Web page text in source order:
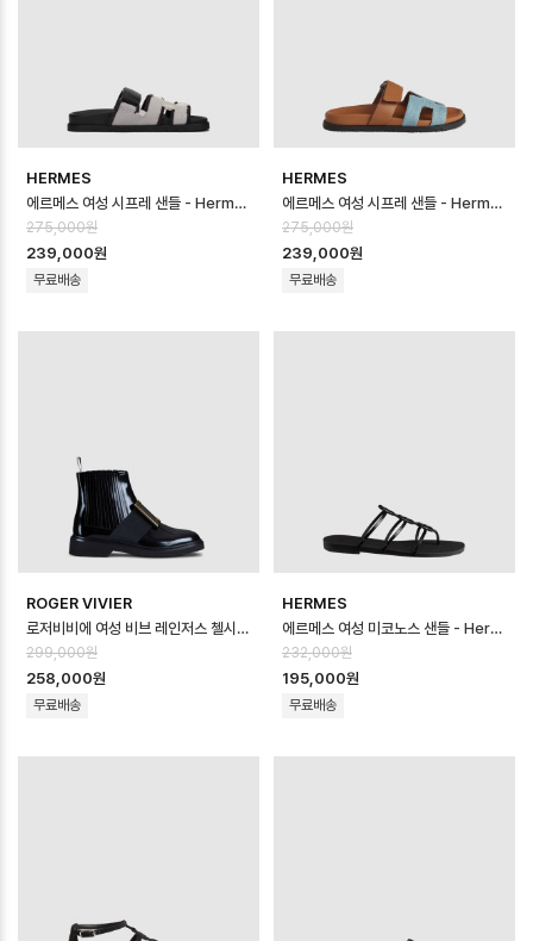
HERMES
에르메스 여성 시프레 샌들 - Hermes Womens Chypre Sandal - hes…
275,000원
239,000원
무료배송
HERMES
에르메스 여성 시프레 샌들 - Hermes Womens Chypre Sandal - hes…
275,000원
239,000원
무료배송
ROGER VIVIER
로저비비에 여성 비브 레인저스 첼시 부티 - Roger Vivier Womens Viv R…
299,000원
258,000원
무료배송
HERMES
에르메스 여성 미코노스 샌들 - Hermes Womens Mykono Sandal - he…
232,000원
195,000원
무료배송